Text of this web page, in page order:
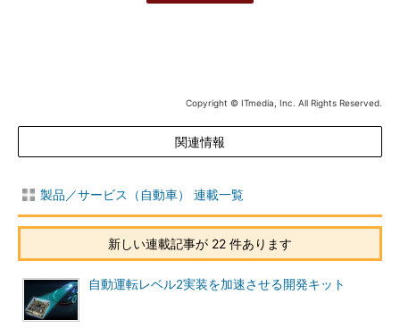
Copyright © ITmedia, Inc. All Rights Reserved.
関連情報
製品／サービス（自動車） 連載一覧
新しい連載記事が 22 件あります
自動運転レベル2実装を加速させる開発キット